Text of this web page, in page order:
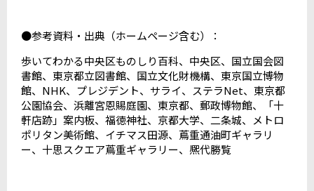
●参考資料・出典 （ホームページ含む）：
歩いてわかる中央区ものしり百科、中央区、国立国会図
書館、東京都立図書館、国立文化財機構、東京国立博物
館、 NHK、プレジデント、サライ、ステラNet、東京都
公園協会、浜離宮恩賜庭園、東京都、郵政博物館、「十
軒店跡」案内板、福徳神社、京都大学、二条城、メトロ
ポリタン美術館、イチマス田源、蔦重通油町ギャラリ
ー、十思スクエア蔦重ギャラリー、熈代勝覧